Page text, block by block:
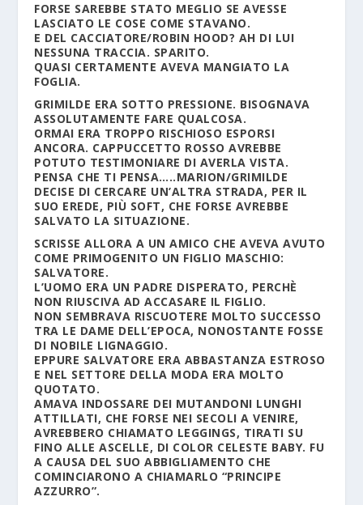
FORSE SAREBBE STATO MEGLIO SE AVESSE
LASCIATO LE COSE COME STAVANO.
E DEL CACCIATORE/ROBIN HOOD? AH DI LUI
NESSUNA TRACCIA. SPARITO.
QUASI CERTAMENTE AVEVA MANGIATO LA
FOGLIA.
GRIMILDE ERA SOTTO PRESSIONE. BISOGNAVA
ASSOLUTAMENTE FARE QUALCOSA.
ORMAI ERA TROPPO RISCHIOSO ESPORSI
ANCORA. CAPPUCCETTO ROSSO AVREBBE
POTUTO TESTIMONIARE DI AVERLA VISTA.
PENSA CHE TI PENSA…..MARION/GRIMILDE
DECISE DI CERCARE UN’ALTRA STRADA, PER IL
SUO EREDE, PIÙ SOFT, CHE FORSE AVREBBE
SALVATO LA SITUAZIONE.
SCRISSE ALLORA A UN AMICO CHE AVEVA AVUTO
COME PRIMOGENITO UN FIGLIO MASCHIO:
SALVATORE.
L’UOMO ERA UN PADRE DISPERATO, PERCHÈ
NON RIUSCIVA AD ACCASARE IL FIGLIO.
NON SEMBRAVA RISCUOTERE MOLTO SUCCESSO
TRA LE DAME DELL’EPOCA, NONOSTANTE FOSSE
DI NOBILE LIGNAGGIO.
EPPURE SALVATORE ERA ABBASTANZA ESTROSO
E NEL SETTORE DELLA MODA ERA MOLTO
QUOTATO.
AMAVA INDOSSARE DEI MUTANDONI LUNGHI
ATTILLATI, CHE FORSE NEI SECOLI A VENIRE,
AVREBBERO CHIAMATO LEGGINGS, TIRATI SU
FINO ALLE ASCELLE, DI COLOR CELESTE BABY. FU
A CAUSA DEL SUO ABBIGLIAMENTO CHE
COMINCIARONO A CHIAMARLO “PRINCIPE
AZZURRO”.